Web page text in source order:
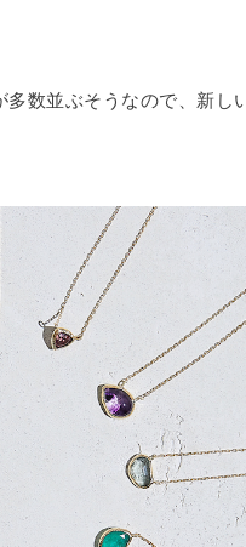
数並ぶそうなので、新し